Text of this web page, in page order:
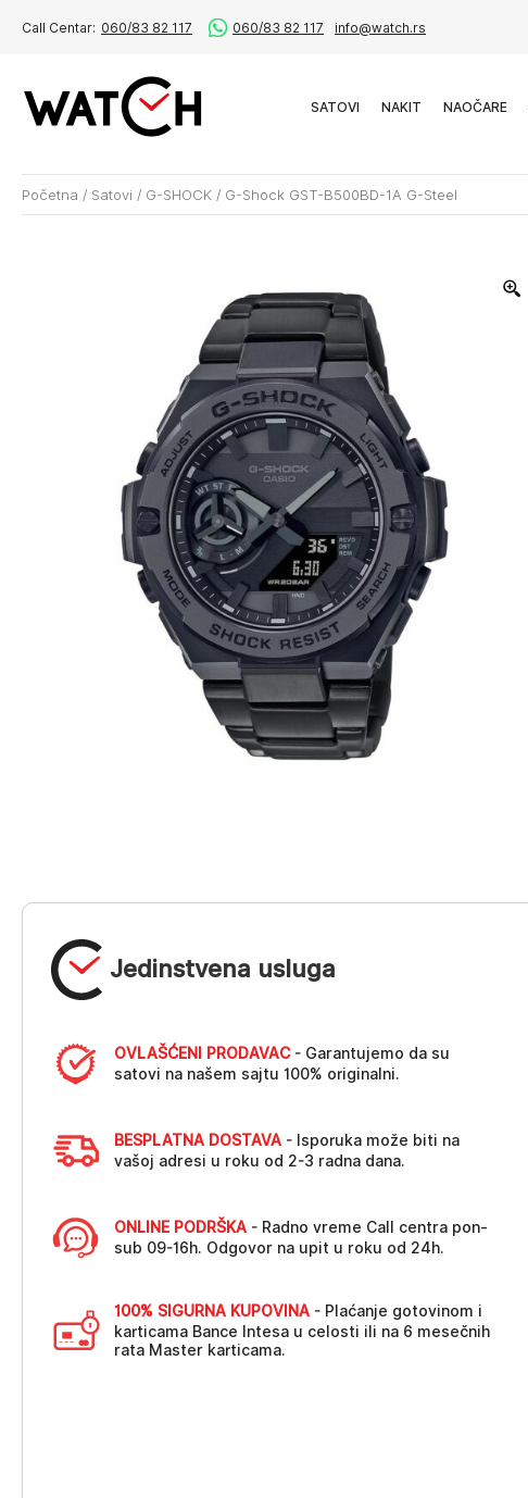
Call Centar: 060/83 82 117 060/83 82 117 info@watch.rs
SATOVI NAKIT NAOČARE
Početna / Satovi / G-SHOCK / G-Shock GST-B500BD-1A G-Steel
Jedinstvena usluga
OVLAŠĆENI PRODAVAC- Garantujemo da su
satovi na našem sajtu 100% originalni.
BESPLATNA DOSTAVA - Isporuka može biti na
vašoj adresi u roku od 2-3 radna dana.
ONLINE PODRŠKA - Radno vreme Call centra pon-
sub 09-16h. Odgovor na upit u roku od 24h.
100% SIGURNA KUPOVINA - Plaćanje gotovinom i
karticama Bance Intesa u celosti ili na 6 mesečnih
rata Master karticama.